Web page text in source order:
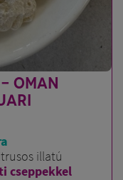
OMAN
illatú
cseppekkel